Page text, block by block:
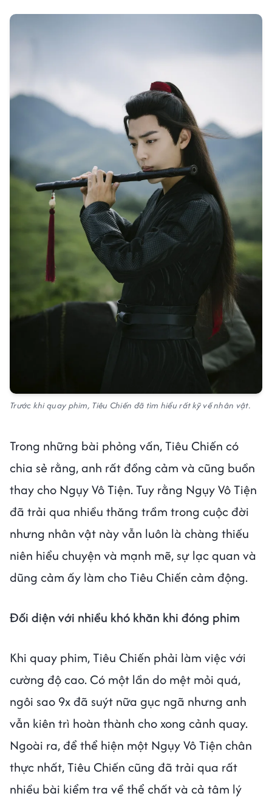
Trước khi quay phim, Tiêu Chiến đã tìm hiểu rất kỹ về nhân vật.
Trong những bài phỏng vấn, Tiêu Chiến có
chia sẻ rằng, anh rất đồng cảm và cũng buồn
thay cho Ngụy Vô Tiện. Tuy rằng Ngụy Vô Tiện
đã trải qua nhiều thăng trầm trong cuộc đời
nhưng nhân vật này vẫn luôn là chàng thiếu
niên hiểu chuyện và mạnh mẽ, sự lạc quan và
dũng cảm ấy làm cho Tiêu Chiến cảm động.
Đối diện với nhiều khó khăn khi đóng phim
Khi quay phim, Tiêu Chiến phải làm việc với
cường độ cao. Có một lần do mệt mỏi quá,
ngôi sao 9x đã suýt nữa gục ngã nhưng anh
vẫn kiên trì hoàn thành cho xong cảnh quay.
Ngoài ra, để thể hiện một Ngụy Vô Tiện chân
thực nhất, Tiêu Chiến cũng đã trải qua rất
nhiều bài kiểm tra về thể chất và cả tâm lý